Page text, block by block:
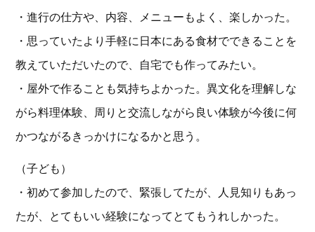
・進行の仕方や、内容、メニューもよく、楽しかった。
・思っていたより手軽に日本にある食材でできることを
教えていただいたので、自宅でも作ってみたい。
・屋外で作ることも気持ちよかった。異文化を理解しな
がら料理体験、周りと交流しながら良い体験が今後に何
かつながるきっかけになるかと思う。
（子ども）
・初めて参加したので、緊張してたが、人見知りもあっ
たが、とてもいい経験になってとてもうれしかった。